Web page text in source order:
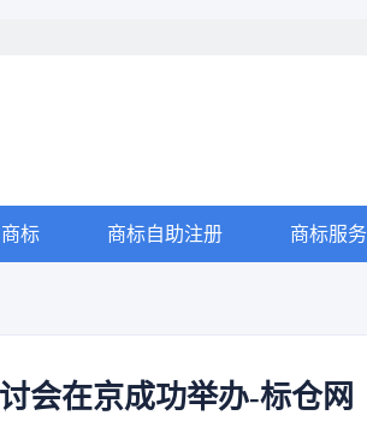
标 商标自助注册 商标服务
会在京成功举办-标仓网